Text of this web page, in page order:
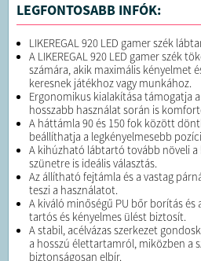
LEGFONTOSABB INFÓK:
LIKEREGAL 920 LED gamer szék
A LIKEREGAL 920 LED gamer szék
számára, akik maximális kényelmet
keresnek játékhoz vagy munkához.
Ergonomikus kialakítása támogatja
hosszabb használat során is
A háttámla 90 és 150 fok között
beállíthatja a legkényelmesebb
A kihúzható lábtartó tovább növeli
szünetre is ideális választás.
Az állítható fejtámla és a vastag
teszi a használatot.
A kiváló minőségű PU bőr borítás és
tartós és kényelmes ülést biztosít.
A stabil, acélvázas szerkezet
a hosszú élettartamról, miközben a
biztonságosan elbír.